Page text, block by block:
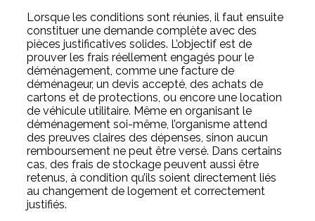
Lorsque les conditions sont réunies, il faut ensuite
constituer une demande complète avec des
pièces justificatives solides. L’objectif est de
prouver les frais réellement engagés pour le
déménagement, comme une facture de
déménageur, un devis accepté, des achats de
cartons et de protections, ou encore une location
de véhicule utilitaire. Même en organisant le
déménagement soi-même, l’organisme attend
des preuves claires des dépenses, sinon aucun
remboursement ne peut être versé. Dans certains
cas, des frais de stockage peuvent aussi être
retenus, à condition qu’ils soient directement liés
au changement de logement et correctement
justifiés.